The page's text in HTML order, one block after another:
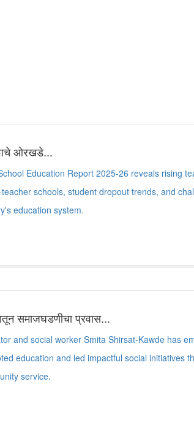
ओरखडे...
Education Report 2025-26 reveals rising
schools, student dropout trends, and
education system.
समाजघडणीचा प्रवास...
and social worker Smita Shirsat-Kawde has
education and led impactful social initiatives
service.